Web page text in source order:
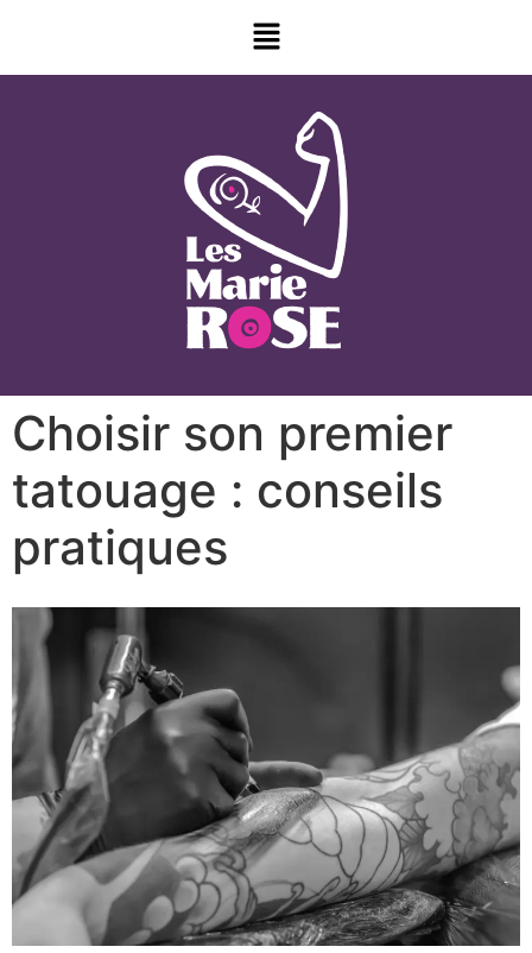
Choisir son premier
tatouage : conseils
pratiques